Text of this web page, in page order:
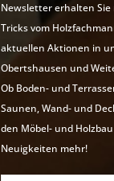
Newsletter erhalten Sie
Tricks vom
aktuellen Aktionen in
Obertshausen und
Ob Boden- und
Saunen, Wand- und
den Möbel- und
Neuigkeiten mehr!